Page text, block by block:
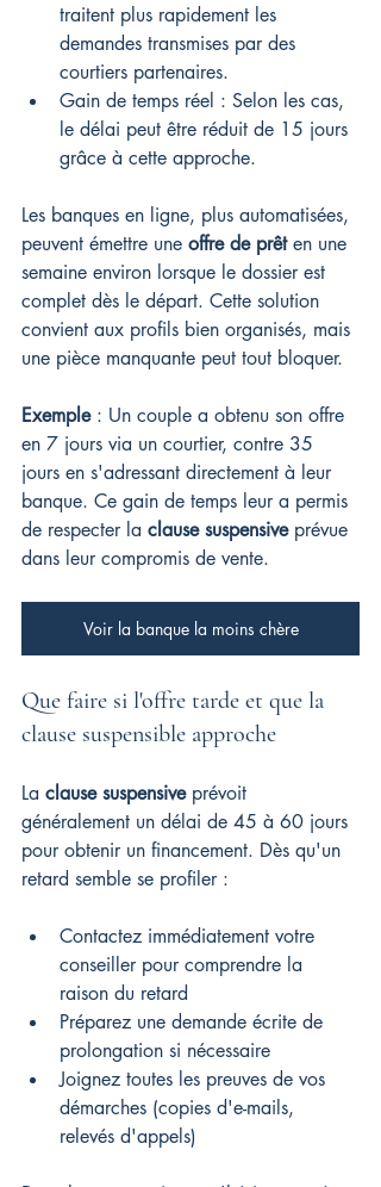
traitent plus rapidement les
demandes transmises par des
courtiers partenaires.
Gain de temps réel : Selon les cas,
le délai peut être réduit de 15 jours
grâce à cette approche.
Les banques en ligne, plus automatisées,
peuvent émettre une offre de prêt en une
semaine environ lorsque le dossier est
complet dès le départ. Cette solution
convient aux profils bien organisés, mais
une pièce manquante peut tout bloquer.
Exemple : Un couple a obtenu son offre
en 7 jours via un courtier, contre 35
jours en s'adressant directement à leur
banque. Ce gain de temps leur a permis
de respecter la clause suspensive prévue
dans leur compromis de vente.
Voir la banque la moins chère
Que faire si l'offre tarde et que la
clause suspensible approche
La clause suspensive prévoit
généralement un délai de 45 à 60 jours
pour obtenir un financement. Dès qu'un
retard semble se profiler :
Contactez immédiatement votre
conseiller pour comprendre la
raison du retard
Préparez une demande écrite de
prolongation si nécessaire
Joignez toutes les preuves de vos
démarches (copies d'e-mails,
relevés d'appels)